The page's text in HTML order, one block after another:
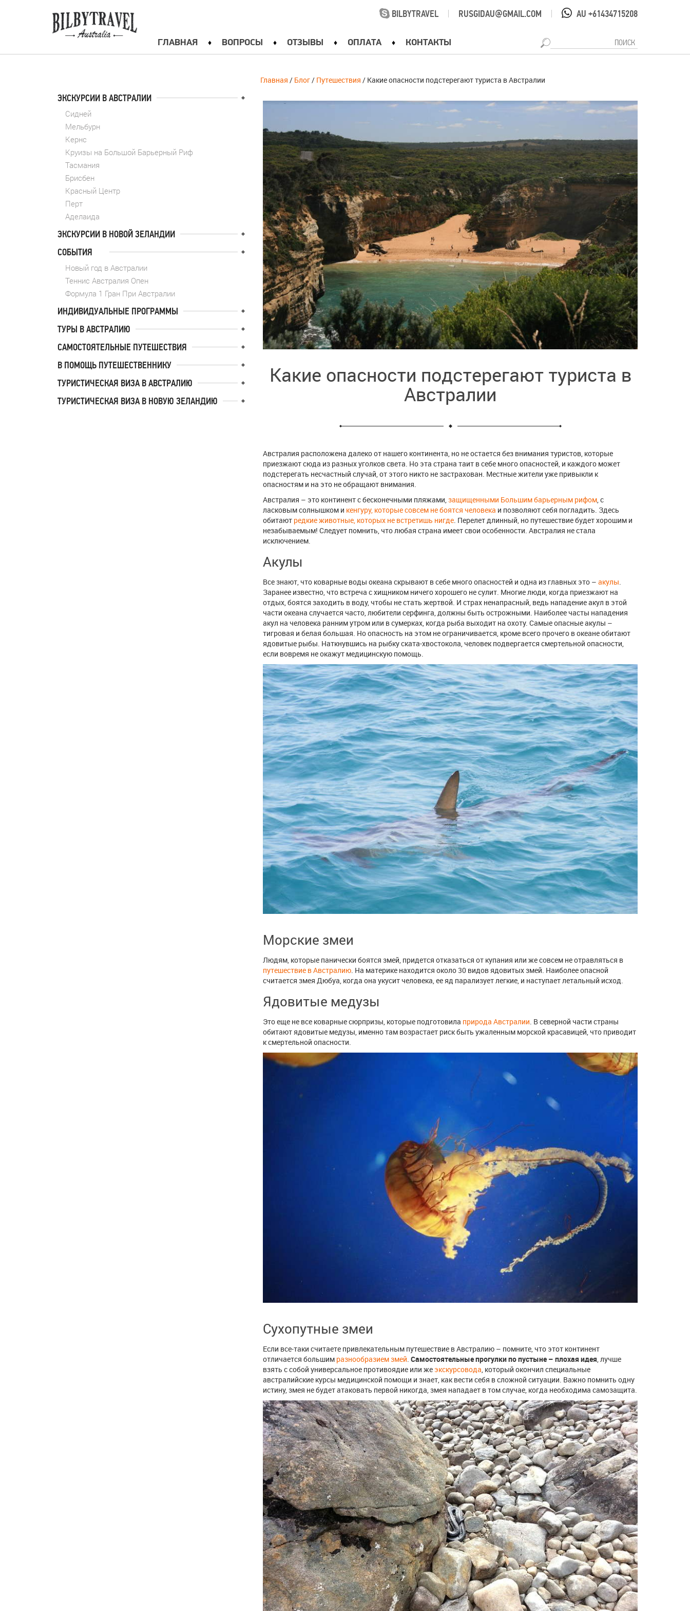
BILBYTRAVEL
RUSGIDAU@GMAIL.COM
AU +61434715208
ГЛАВНАЯ ВОПРОСЫ ОТЗЫВЫ ОПЛАТА КОНТАКТЫ
Главная / Блог/ Путешествия / Какие опасности подстерегают туриста в Австралии
ЭКСКУРСИИ В АВСТРАЛИИ
Сидней
Мельбурн
Кернс
Круизы на Большой Барьерный Риф
Тасмания
Брисбен
Красный Центр
Перт
Аделаида
ЭКСКУРСИИ В НОВОЙ ЗЕЛАНДИИ
СОБЫТИЯ
Новый год в Австралии
Теннис Австралия Опен
Формула 1 Гран При Австралии
ИНДИВИДУАЛЬНЫЕ ПРОГРАММЫ
ТУРЫ В АВСТРАЛИЮ
САМОСТОЯТЕЛЬНЫЕ ПУТЕШЕСТВИЯ
В ПОМОЩЬ ПУТЕШЕСТВЕННИКУ
ТУРИСТИЧЕСКАЯ ВИЗА В АВСТРАЛИЮ
ТУРИСТИЧЕСКАЯ ВИЗА В НОВУЮ ЗЕЛАНДИЮ
Какие опасности подстерегают туриста в
Австралии
Австралия расположена далеко от нашего континента, но не остается без внимания туристов, которые
приезжают сюда из разных уголков света. Но эта страна таит в себе много опасностей, и каждого может
подстерегать несчастный случай, от этого никто не застрахован. Местные жители уже привыкли к
опасностям и на это не обращают внимания.
Австралия – это континент с бесконечными пляжами, защищенными Большим барьерным рифом , с
ласковым солнышком и кенгуру, которые совсем не боятся человека и позволяют себя погладить. Здесь
обитают редкие животные, которых не встретишь нигде . Перелет длинный, но путешествие будет хорошим и
незабываемым! Следует помнить, что любая страна имеет свои особенности. Австралия не стала
исключением.
Акулы
Все знают, что коварные воды океана скрывают в себе много опасностей и одна из главных это – акулы
Заранее известно, что встреча с хищником ничего хорошего не сулит. Многие люди, когда приезжают на
отдых, боятся заходить в воду, чтобы не стать жертвой. И страх ненапрасный, ведь нападение акул в этой
части океана случается часто, любители серфинга, должны быть острожными. Наиболее часты нападения
акул на человека ранним утром или в сумерках, когда рыба выходит на охоту. Самые опасные акулы –
тигровая и белая большая. Но опасность на этом не ограничивается, кроме всего прочего в океане обитают
ядовитые рыбы. Наткнувшись на рыбку ската-хвостокола, человек подвергается смертельной опасности,
если вовремя не окажут медицинскую помощь.
Морские змеи
Людям, которые панически боятся змей, придется отказаться от купания или же совсем не отравляться в
путешествие в Австралию. На материке находится около 30 видов ядовитых змей. Наиболее опасной
считается змея Дюбуа, когда она укусит человека, ее яд парализует легкие, и наступает летальный исход.
Ядовитые медузы
Это еще не все коварные сюрпризы, которые подготовила природа Австралии. В северной части страны
обитают ядовитые медузы, именно там возрастает риск быть ужаленным морской красавицей, что приводит
к смертельной опасности.
Сухопутные змеи
Если все-таки считаете привлекательным путешествие в Австралию – помните, что этот континент
отличается большим разнообразием змей. Самостоятельные прогулки по пустыне – плохая идея, лучше
взять с собой универсальное противоядие или же экскурсовода, который окончил специальные
австралийские курсы медицинской помощи и знает, как вести себя в сложной ситуации. Важно помнить одну
истину, змея не будет атаковать первой никогда, змея нападает в том случае, когда необходима самозащита.